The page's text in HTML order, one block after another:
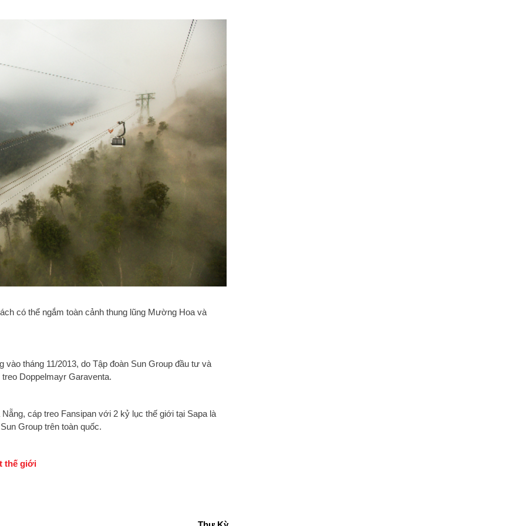
có thể ngắm toàn cảnh thung lũng Mường Hoa và
tháng 11/2013, do Tập đoàn Sun Group đầu tư và
Doppelmayr Garaventa.
cáp treo Fansipan với 2 kỷ lục thế giới tại Sapa là
Group trên toàn quốc.
thế giới